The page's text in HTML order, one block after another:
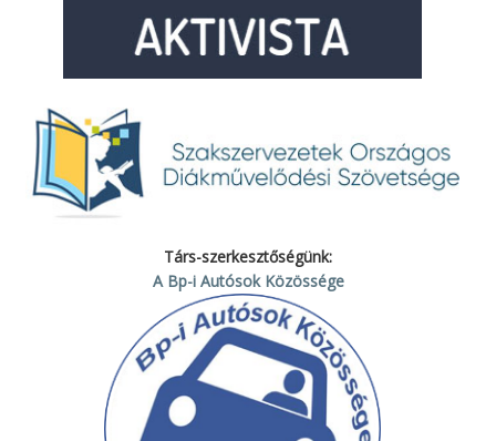
Társ-szerkesztőségünk:
A Bp-i Autósok Közössége